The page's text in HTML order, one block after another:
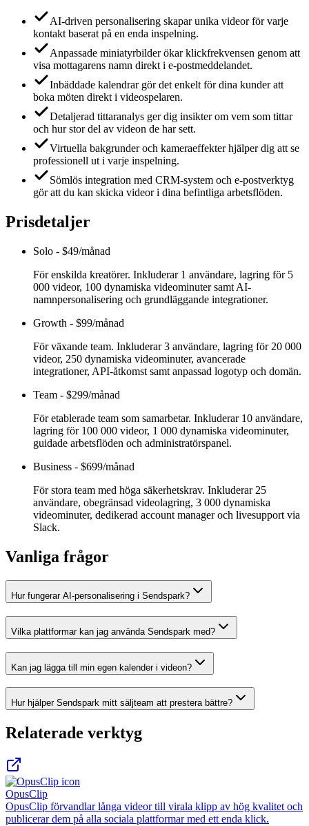
AI-driven personalisering skapar unika videor för varje
kontakt baserat på en enda inspelning.
Anpassade miniatyrbilder ökar klickfrekvensen genom att
visa mottagarens namn direkt i e-postmeddelandet.
Inbäddade kalendrar gör det enkelt för dina kunder att
boka möten direkt i videospelaren.
Detaljerad tittaranalys ger dig insikter om vem som tittar
och hur stor del av videon de har sett.
Virtuella bakgrunder och kameraeffekter hjälper dig att se
professionell ut i varje inspelning.
Sömlös integration med CRM-system och e-postverktyg
gör att du kan skicka videor i dina befintliga arbetsflöden.
Prisdetaljer
Solo - $49/månad
För enskilda kreatörer. Inkluderar 1 användare, lagring för 5
000 videor, 100 dynamiska videominuter samt AI-
namnpersonalisering och grundläggande integrationer.
Growth - $99/månad
För växande team. Inkluderar 3 användare, lagring för 20 000
videor, 250 dynamiska videominuter, avancerade
integrationer, API-åtkomst samt anpassad logotyp och domän.
Team - $299/månad
För etablerade team som samarbetar. Inkluderar 10 användare,
lagring för 100 000 videor, 1 000 dynamiska videominuter,
guidade arbetsflöden och administratörspanel.
Business - $699/månad
För stora team med höga säkerhetskrav. Inkluderar 25
användare, obegränsad videolagring, 3 000 dynamiska
videominuter, dedikerad account manager och livesupport via
Slack.
Vanliga frågor
Hur fungerar AI-personalisering i Sendspark?
Vilka plattformar kan jag använda Sendspark med?
Kan jag lägga till min egen kalender i videon?
Hur hjälper Sendspark mitt säljteam att prestera bättre?
Relaterade verktyg
OpusClip
OpusClip förvandlar långa videor till virala klipp av hög kvalitet och
publicerar dem på alla sociala plattformar med ett enda klick.